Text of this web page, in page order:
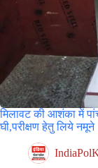
मिलावट की आशंका में
घी,परीक्षण हेतु लिये नमूने